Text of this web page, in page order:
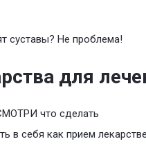
суставы? Не проблема!
для
что сделать
в себя как прием